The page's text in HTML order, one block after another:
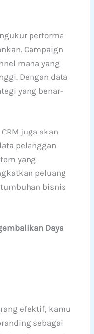
performa
Campaign
mana yang
Dengan data
yang benar-
juga akan
pelanggan
yang
peluang
bisnis
Daya
efektif, kamu
sebagai